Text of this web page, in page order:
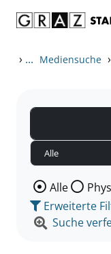
› ... Mediensuche ›
Wählen Sie
Alle
Erweiterte
Suche